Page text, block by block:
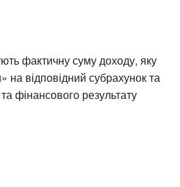
фактичну суму доходу, яку
на відповідний субрахунок та
фінансового результату